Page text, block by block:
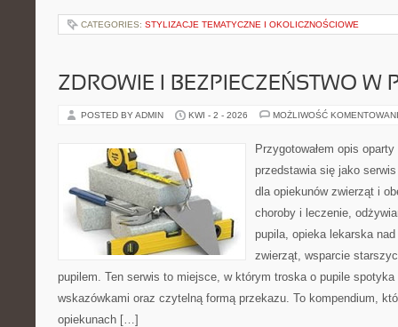
CATEGORIES: STYLIZACJE TEMATYCZNE I OKOLICZNOŚCIOWE
ZDROWIE I BEZPIECZEŃSTWO W
POSTED BY ADMIN KWI - 2 - 2026 MOŻLIWOŚĆ
Przygotowałem opis
przedstawia się jako
dla opiekunów zwierząt i
choroby i leczenie,
pupila, opieka lekarska
zwierząt, wsparcie
pupilem. Ten serwis to miejsce, w którym troska o pupile
wskazówkami oraz czytelną formą przekazu. To kompendium,
opiekunach […]